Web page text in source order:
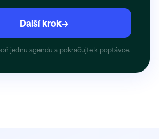
Další krok→
jednu agendu a pokračujte k poptávce.